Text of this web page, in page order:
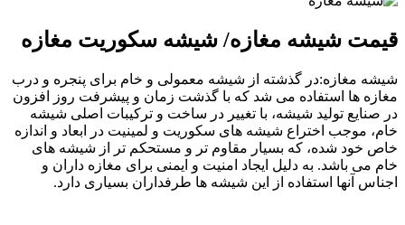
قیمت شیشه مغازه/ شیشه سکوریت مغازه
شیشه مغازه:در گذشته از شیشه معمولی و خام برای پنجره و درب
مغازه ها استفاده می شد که با گذشت زمان و پیشرفت روز افزون
در صنایع تولید شیشه، با تغییر در ساخت و ترکیبات اصلی شیشه
خام، موجب اختراع شیشه های سکوریت و لمینیت در ابعاد و اندازه
خاص خود شده، که بسیار مقاوم تر و مستحکم تر از شیشه های
خام می باشد. به دلیل ایجاد امنیت و ایمنی برای مغازه داران و
اجناس آنها استفاده از این شیشه ها طرفداران بسیاری دارد.